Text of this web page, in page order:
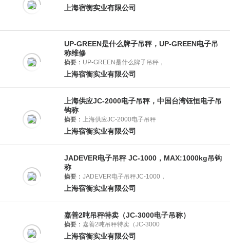
上海宿衡实业有限公司
UP-GREEN是什么牌子吊秤，UP-GREEN电子吊
称维修
摘要： UP-GREEN是什么牌子吊秤，
上海宿衡实业有限公司
上海供应JC-2000电子吊秤，中国台湾钰恒电子吊
钩称
摘要： 上海供应JC-2000电子吊秤
上海宿衡实业有限公司
JADEVER电子吊秤 JC-1000，MAX:1000kg吊钩
称
摘要： JADEVER电子吊秤JC-1000，
上海宿衡实业有限公司
嘉善2吨吊秤特卖（JC-3000电子吊称）
摘要： 嘉善2吨吊秤特卖（JC-3000
上海宿衡实业有限公司